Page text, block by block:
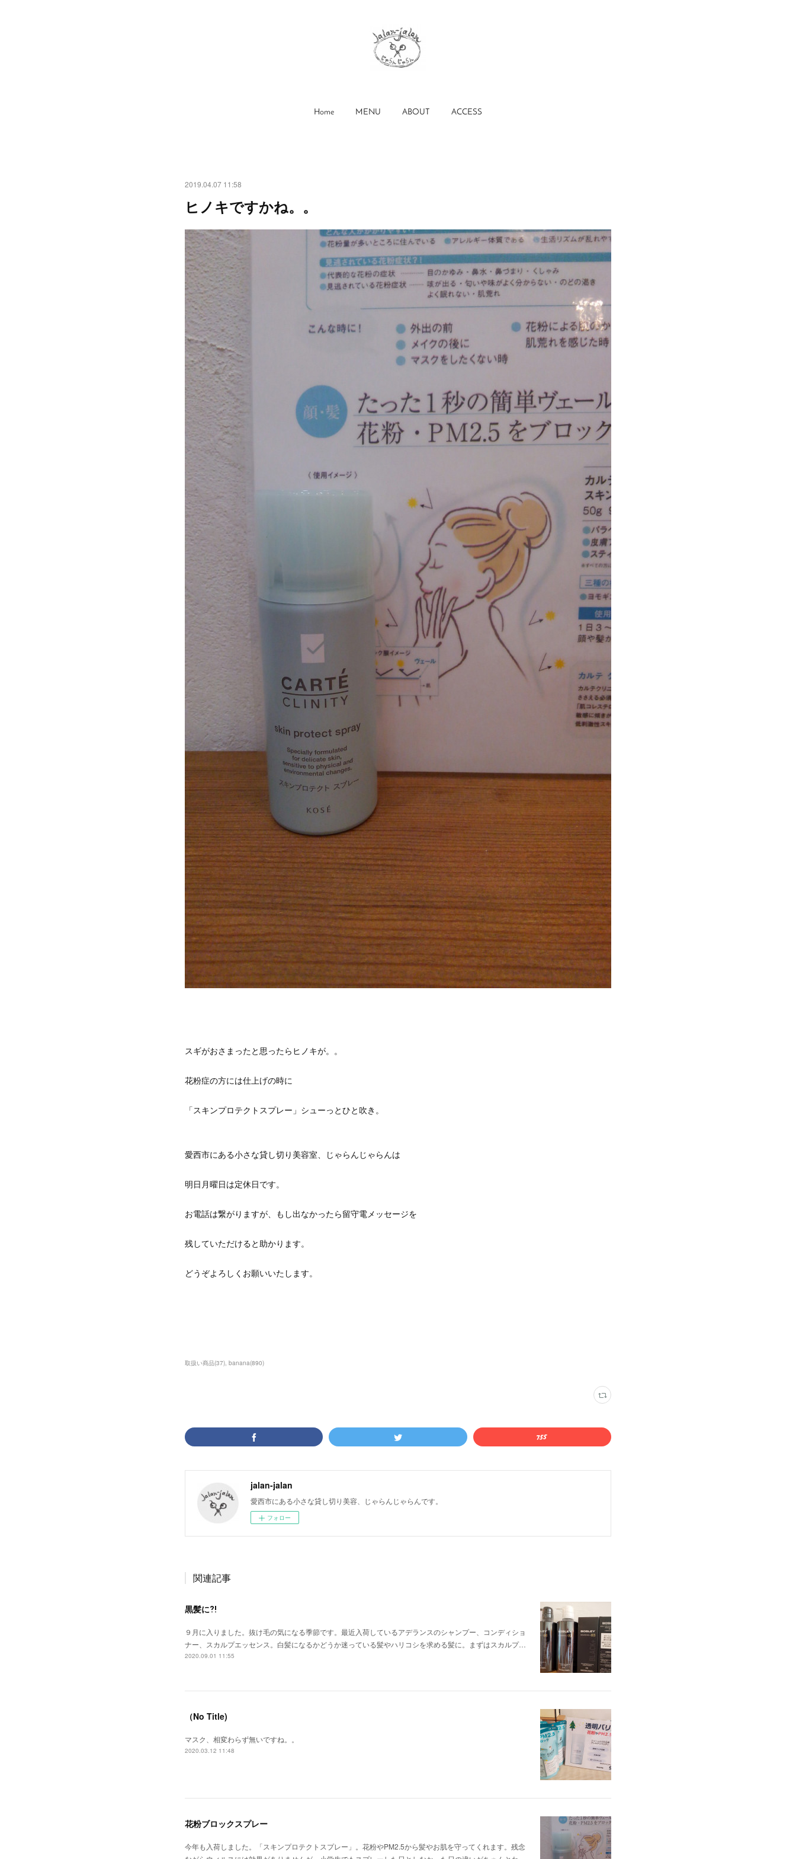
Home MENU ABOUT ACCESS
2019.04.07 11:58
ヒノキですかね。。
スギがおさまったと思ったらヒノキが。。
花粉症の方には仕上げの時に
「スキンプロテクトスプレー」シューっとひと吹き。
愛西市にある小さな貸し切り美容室、じゃらんじゃらんは
明日月曜日は定休日です。
お電話は繋がりますが、もし出なかったら留守電メッセージを
残していただけると助かります。
どうぞよろしくお願いいたします。
取扱い商品(37) banana(890)
jalan-jalan
愛西市にある小さな貸し切り美容、じゃらんじゃらんです。
フォロー
関連記事
黒髪に⁈
９月に入りました。抜け毛の気になる季節です。最近入荷しているアデランスのシャンプー、コンディショ
ナー、スカルプエッセンス。白髪になるかどうか迷っている髪やハリコシを求める髪に。まずはスカルプ…
2020.09.01 11:55
（No Title)
マスク、相変わらず無いですね。。
2020.03.12 11:48
花粉ブロックスプレー
今年も入荷しました。「スキンプロテクトスプレー」。花粉やPM2.5から髪やお肌を守ってくれます。残念